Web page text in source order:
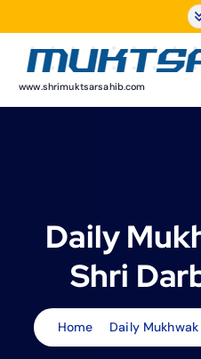
o
www.shrimuktsarsahib.com
Daily
Shri
Home Daily